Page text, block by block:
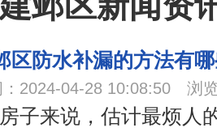
区防水补漏的方法有
：2024-04-28 10:08:50 浏
子来说，估计最烦人